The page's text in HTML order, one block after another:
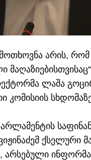
არის, რომ
ლაშა
ქსელური
არსებული